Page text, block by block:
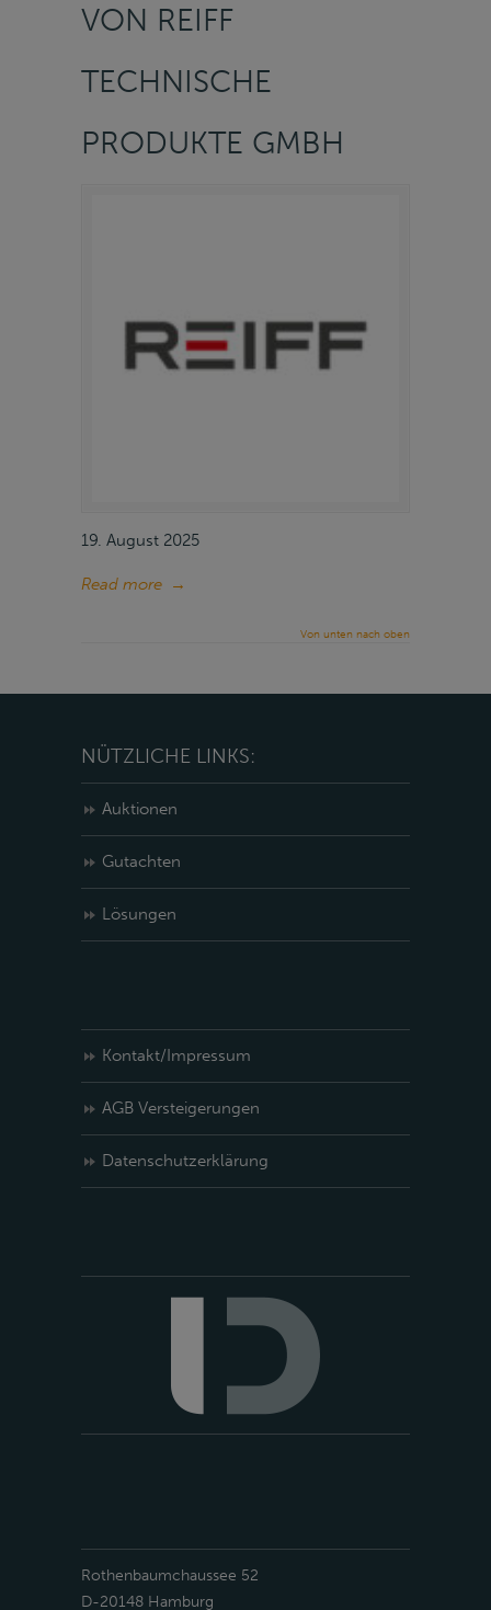
VON REIFF
TECHNISCHE
PRODUKTE GMBH
19. August 2025
Read more →
Von unten nach oben
NÜTZLICHE LINKS:
Auktionen
Gutachten
Lösungen
Kontakt/Impressum
AGB Versteigerungen
Datenschutzerklärung
Rothenbaumchaussee 52
D-20148 Hamburg